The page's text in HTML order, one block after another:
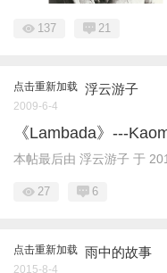
137 21
点击重新加载 浮云游子
2009-6-4
《Lambada》---
本帖最后由 浮云游子 于
27 6
点击重新加载 雨中的故事
2015-8-4